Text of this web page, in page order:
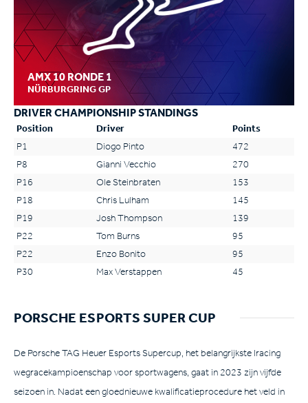
AMX 10 RONDE 1
NÜRBURGRING GP
DRIVER CHAMPIONSHIP STANDINGS
Position Driver
Points
P1
Diogo Pinto
472
P8
Gianni Vecchio
270
P16
Ole Steinbraten
153
P18
Chris Lulham
145
P19
Josh Thompson
139
P22
Tom Burns
95
P22
Enzo Bonito
95
P30
Max Verstappen 45
PORSCHE ESPORTS SUPER CUP
De Porsche TAG Heuer Esports Supercup, het belangrijkste Iracing
wegracekampioenschap voor sportwagens, gaat in 2023 zijn vijfde
seizoen in. Nadat een gloednieuwe kwalificatieprocedure het veld in